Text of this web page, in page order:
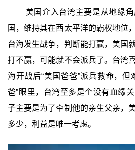
美国介入台湾主要是从地缘
国，维持其在西太平洋的霸权地位
台海发生战争，判断能打赢，美国
打不赢，可能就不会派兵了。台湾
海开战后“美国爸爸”派兵救命，但
爸”眼里，台湾至多是个没有血缘
子主要是为了牵制他的亲生父亲，
多少，利益是唯一考虑。